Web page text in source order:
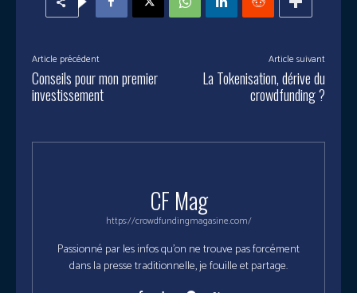
Article précédent
Conseils pour mon premier
investissement
Article suivant
La Tokenisation, dérive du
crowdfunding ?
CF Mag
https://crowdfundingmagasine.com/
Passionné par les infos qu'on ne trouve pas forcément
dans la presse traditionnelle, je fouille et partage.